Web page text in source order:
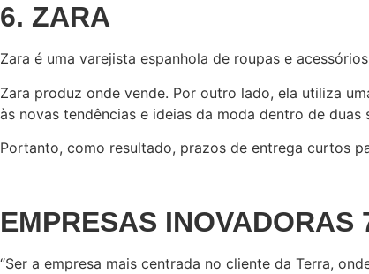
6. ZARA
Zara é uma varejista espanhola de roupas e
Zara produz onde vende. Por outro lado, ela utiliza
às novas tendências e ideias da moda dentro de duas
Portanto, como resultado, prazos de entrega curtos
EMPRESAS INOVADORAS
“Ser a empresa mais centrada no cliente da Terra,